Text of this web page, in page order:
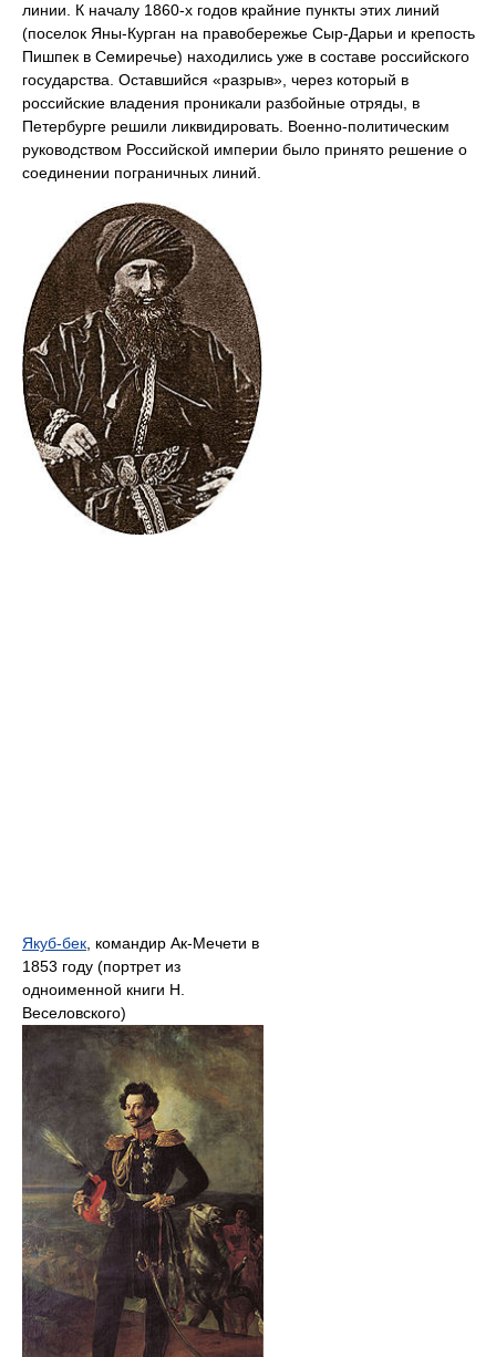
линии. К началу 1860-х годов крайние пункты этих линий
(поселок Яны-Курган на правобережье Сыр-Дарьи и крепость
Пишпек в Семиречье) находились уже в составе российского
государства. Оставшийся «разрыв», через который в
российские владения проникали разбойные отряды, в
Петербурге решили ликвидировать. Военно-политическим
руководством Российской империи было принято решение о
соединении пограничных линий.
Якуб-бек , командир Ак-Мечети в
1853 году (портрет из
одноименной книги Н.
Веселовского)